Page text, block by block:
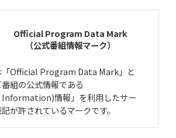
Official Program Data Mark
（公式番組情報マーク）
「Official Program Data Mark」と
組の公式情報である
Information)情報」を利用したサー
が許されているマークです。